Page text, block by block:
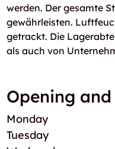
werden. Der gesamte
gewährleisten.
getrackt. Die
als auch von
Opening
Monday
Tuesday